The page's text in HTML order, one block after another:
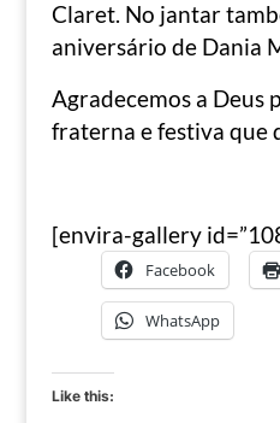
Claret. No jantar
aniversário de Dania
Agradecemos a Deus
fraterna e festiva que
[envira-gallery
Facebook
WhatsApp
Like this: